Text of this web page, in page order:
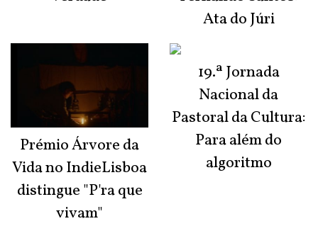
Prémio Árvore da
Vida no IndieLisboa
distingue "P'ra que
vivam"
Ata do Júri
19.ª Jornada
Nacional da
Pastoral da Cultura:
Para além do
algoritmo